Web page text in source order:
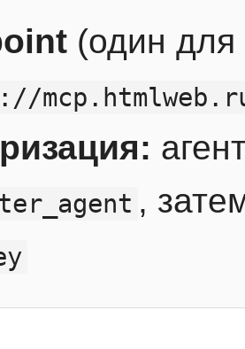
(один для
,